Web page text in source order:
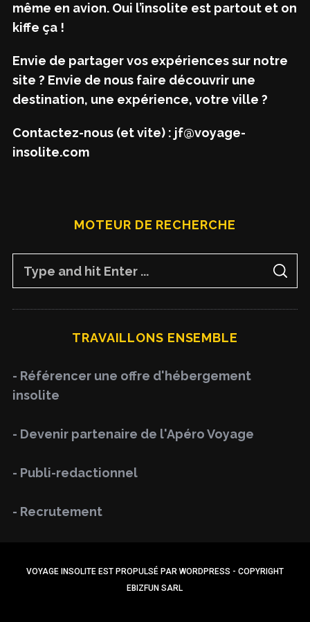
même en avion. Oui l’insolite est partout et on
kiffe ça !
Envie de partager vos expériences sur notre
site ? Envie de nous faire découvrir une
destination, une expérience, votre ville ?
Contactez-nous (et vite) : jf@voyage-
insolite.com
MOTEUR DE RECHERCHE
f
o
:
S
A
C
TRAVAILLONS ENSEMBLE
- Référencer une offre d'hébergement
insolite
- Devenir partenaire de l'Apéro Voyage
- Publi-redactionnel
- Recrutement
VOYAGE INSOLITE EST PROPULSÉ PAR WORDPRESS - COPYRIGHT
EBIZFUN SARL